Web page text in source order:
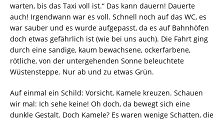
warten, bis das Taxi voll ist.“ Das kann dauern! Dauerte
auch! Irgendwann war es voll. Schnell noch auf das WC, es
war sauber und es wurde aufgepasst, da es auf Bahnhöfen
doch etwas gefährlich ist (wie bei uns auch). Die Fahrt ging
durch eine sandige, kaum bewachsene, ockerfarbene,
rötliche, von der untergehenden Sonne beleuchtete
Wüstensteppe. Nur ab und zu etwas Grün.
Auf einmal ein Schild: Vorsicht, Kamele kreuzen. Schauen
wir mal: Ich sehe keine! Oh doch, da bewegt sich eine
dunkle Gestalt. Doch Kamele? Es waren wenige Schatten, die